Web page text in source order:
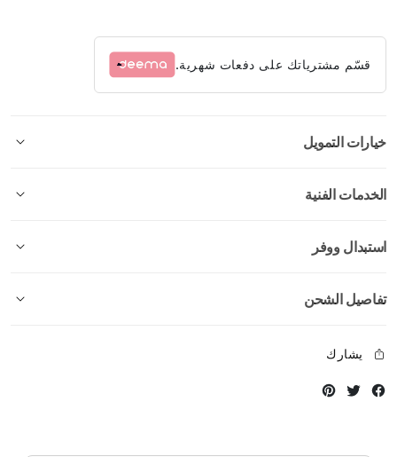
قسّم مشترياتك على دفعات شهرية.
خيارات التمويل
الخدمات الفنية
استبدال ووفر
تفاصيل الشحن
يشارك
Facebook
Twitter